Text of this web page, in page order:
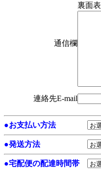
通信欄
裏面
連絡先E-mail
●お支払い方法
●発送方法
●宅配便の配達時間帯